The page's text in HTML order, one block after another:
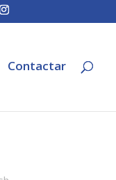
Contactar